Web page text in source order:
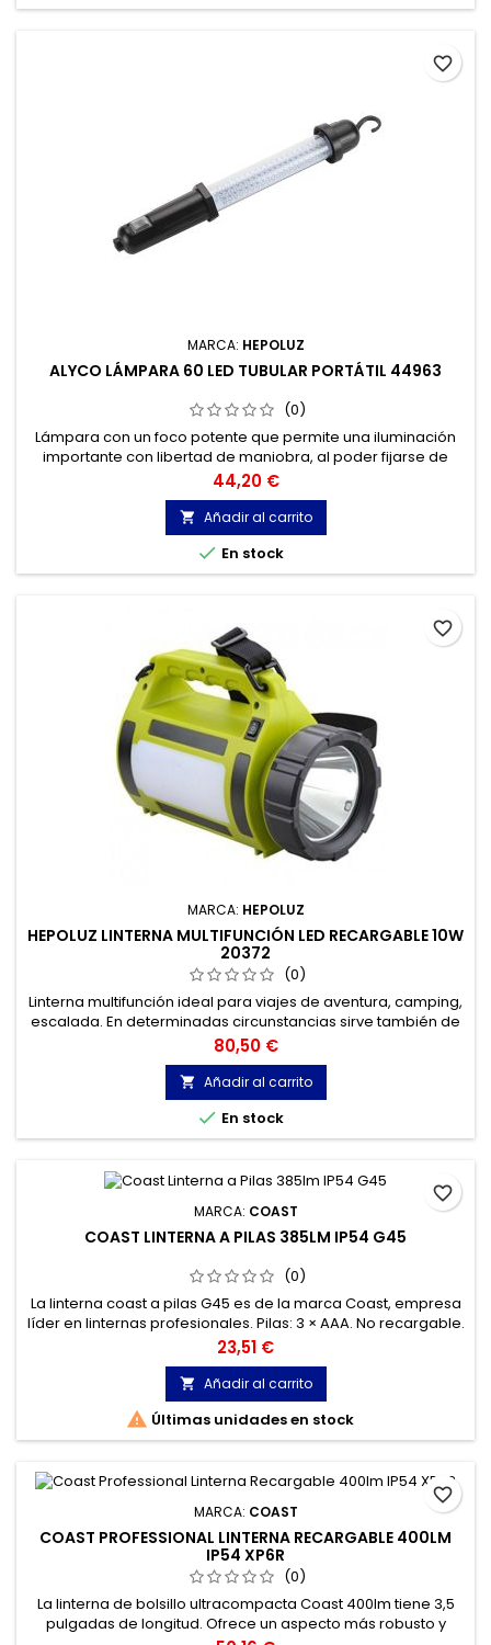
MARCA: HEPOLUZ
ALYCO LÁMPARA 60 LED TUBULAR PORTÁTIL 44963
(0)
Lámpara con un foco potente que permite una iluminación
importante con libertad de maniobra, al poder fijarse de
varias maneras, base magnética o gancho. Lámpara muy
adecuada para uso en talleres de automoción o para
empleados de reparación de máquinas.
Precio
44,20 €
 Añadir al carrito
 En stock
favorite_border
MARCA: HEPOLUZ
HEPOLUZ LINTERNA MULTIFUNCIÓN LED RECARGABLE 10W
20372
(0)
Linterna multifunción ideal para viajes de aventura, camping,
escalada. En determinadas circunstancias sirve también de
cargador de móvil y es de gran ayuda en los apagones
eléctricos y situaciones límite de rescate, aviso de
emergencia o socorro.
Precio
80,50 €
 Añadir al carrito
 En stock
favorite_border
MARCA: COAST
COAST LINTERNA A PILAS 385LM IP54 G45
(0)
La linterna coast a pilas G45 es de la marca Coast, empresa
líder en linternas profesionales. Pilas: 3 × AAA. No recargable.
Linterna con clip de bolsillo.
Precio
23,51 €
 Añadir al carrito
 Últimas unidades en stock
favorite_border
MARCA: COAST
COAST PROFESSIONAL LINTERNA RECARGABLE 400LM
IP54 XP6R
(0)
La linterna de bolsillo ultracompacta Coast 400lm tiene 3,5
pulgadas de longitud. Ofrece un aspecto más robusto y
favorite_border